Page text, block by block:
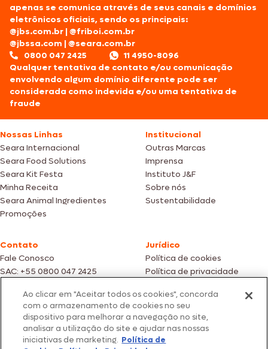
apenas se comunica através de seus canais e domínios
eletrônicos oficiais, sendo os principais:
@jbs.com.br |@friboi.com.br
@jbssa.com |@seara.com.br
0800 047 2425
11 4950-8096
Qualquer tentativa de contato e/ou comunicação
envolvendo algum domínio diferente pode ser
considerada como indevida e/ou uma tentativa de
fraude
Nossas Linhas
Seara Internacional
Seara Food Solutions
Seara Kit Festa
Minha Receita
Seara Animal Ingredientes
Promoções
Institucional
Outras Marcas
Imprensa
Instituto J&F
Sobre nós
Sustentabilidade
Contato
Fale Conosco
SAC: +55 0800 047 2425
Jurídico
Política de cookies
Política de privacidade
Fotos meramente ilustrativas | Ofertas válidas enquanto durarem os
estoques dos nossos parceiros | Vendas sujeitas a análise e confirmação
de dados.
Os preços, promoções e condições de pagamento são válidos
exclusivamente para compras efetuadas em nossos parceiros.
Ao clicar em "Aceitar todos os cookies", concorda
com o armazenamento de cookies no seu
dispositivo para melhorar a navegação no site,
analisar a utilização do site e ajudar nas nossas
iniciativas de marketing. Política de